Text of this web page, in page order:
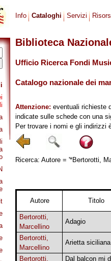
Info Cataloghi Servizi
Biblioteca
Ufficio Ricerca Fondi
Catalogo nazionale dei
Attenzione: eventuali richieste
indicate sulle schede con una
Per trovare i nomi e gli indirizzi
Ricerca: Autore = '*Bertorotti,
Autore Titolo
Bertorotti,
Marcellino
Adagio
Bertorotti,
Marcellino
Arietta siciliana
Bertorotti,
Dal balcon mi